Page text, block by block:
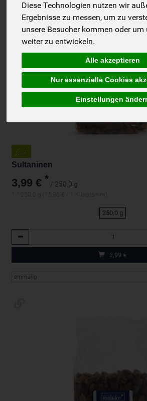
Diese Technologien nutzen wir
Ergebnisse zu messen, um zu
unsere Besucher kommen oder um
weiter zu entwickeln.
Alle akzeptieren
Nur essenzielle Cookies
Einstellungen
Sultaninen
3,99 € * / 250.0 g
250.0 g
3,99 €